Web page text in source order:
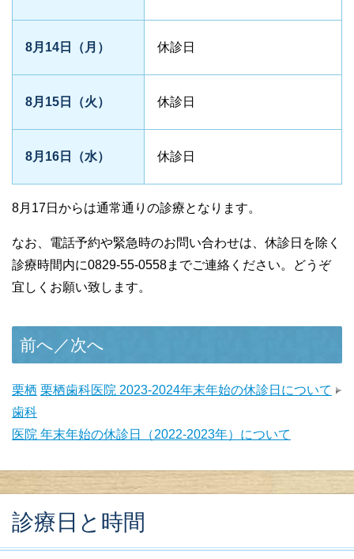
8月14日（月） 休診日
8月15日（火） 休診日
8月16日（水） 休診日
8月17日からは通常通りの診療となります。
なお、電話予約や緊急時のお問い合わせは、休診日を除く
診療時間内に0829-55-0558までご連絡ください。どうぞ
宜しくお願い致します。
前へ／次へ
栗栖歯科医院 2023-2024年末年始の休診日について
栗栖
歯科
医院 年末年始の休診日（2022-2023年）について
診療日と時間